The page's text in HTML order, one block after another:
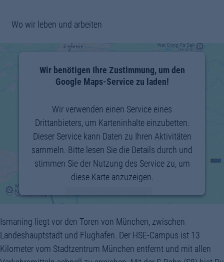
Wo wir leben und arbeiten
Wir benötigen Ihre Zustimmung, um den
Google Maps-Service zu laden!
Wir verwenden einen Service eines
Drittanbieters, um Karteninhalte einzubetten.
Dieser Service kann Daten zu Ihren Aktivitäten
sammeln. Bitte lesen Sie die Details durch und
stimmen Sie der Nutzung des Service zu, um
diese Karte anzuzeigen.
Mehr Informationen
Akzeptieren
powered by
Usercentrics Consent
Ismaning liegt vor den Toren von München, zwischen
Landeshauptstadt und Flughafen. Der HSE-Campus ist 13
Kilometer vom Stadtzentrum München entfernt und mit allen